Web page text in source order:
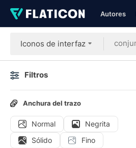
Autores
Iconos de interfaz
Filtros
Anchura del trazo
Normal
Negrita
Sólido
Fino